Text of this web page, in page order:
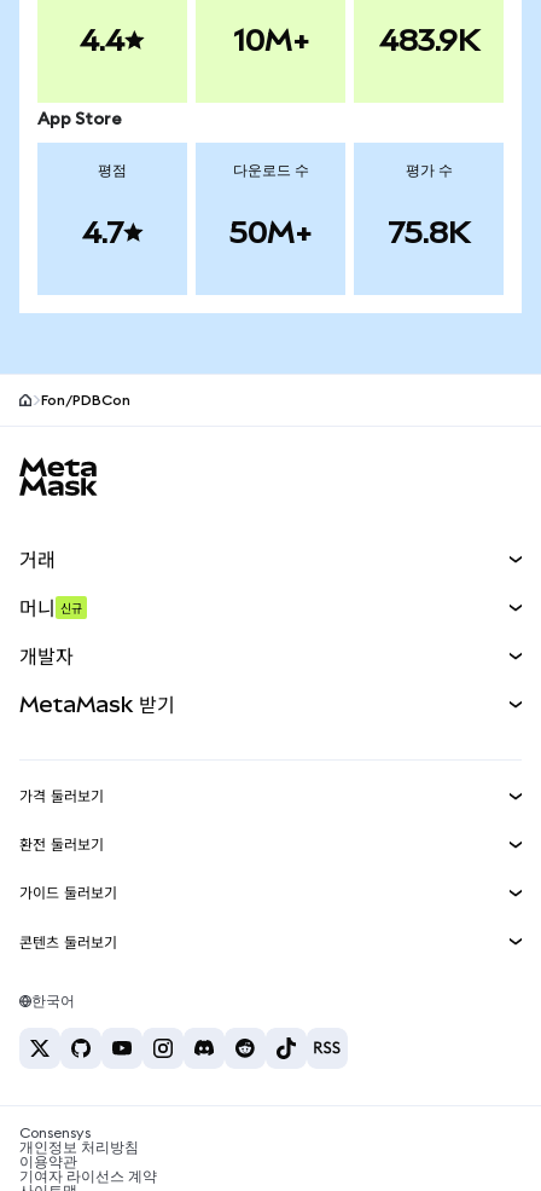
4.4 10M+ 483.9K
App Store
평점
4.7
다운로드 수
50M+
평가 수
75.8K
Fon/PDBCon
거래
무기한 선물
실물자산
머니 신규
개발자
MetaMask Connect
Snaps
웹3 서비스
MetaMask 받기
보안
고객 지원
채용
가격 둘러보기
이더리움 가격
솔라나 가격
테더 가격
환전 둘러보기
ETH를 USD로 환전
USDT를 INR로 환전
BTC를 INR로 환전
ETH를 USDT로 환전
가이드 둘러보기
ETH 매수
USDT 매수
SHIB 매수
BNB 매수
콘텐츠 둘러보기
솔라나 지갑
암호화폐 세금 뉴스
암호화폐 매수 방법
한국어
Consensys
개인정보 처리방침
이용약관
기여자 라이선스 계약